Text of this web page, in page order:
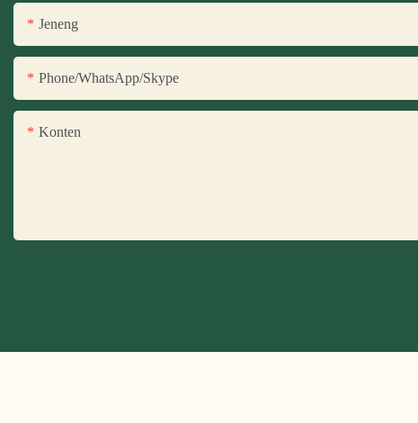
Jeneng
Phone/WhatsApp/Skype
Konten